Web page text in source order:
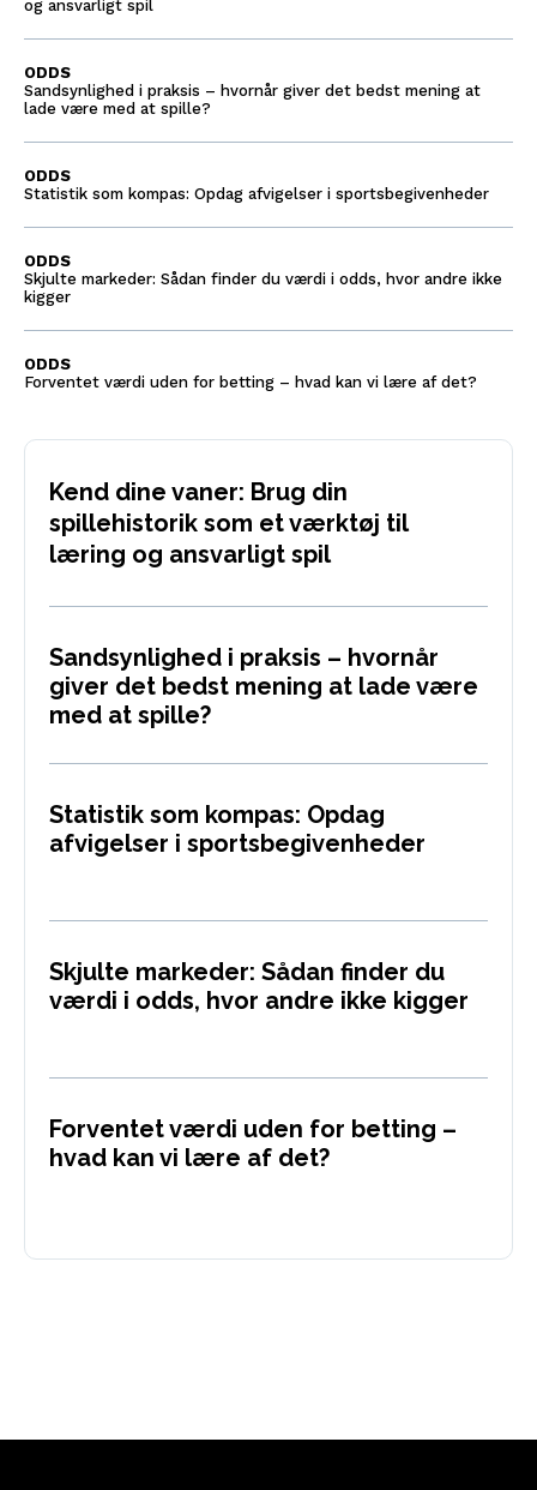
og ansvarligt spil
Sandsynlighed i praksis – hvornår giver det bedst mening at
lade være med at spille?
ODDS
Statistik som kompas: Opdag afvigelser i sportsbegivenheder
ODDS
Skjulte markeder: Sådan finder du værdi i odds, hvor andre ikke
kigger
ODDS
Forventet værdi uden for betting – hvad kan vi lære af det?
ODDS
Kend dine vaner: Brug din
spillehistorik som et værktøj til
læring og ansvarligt spil
Sandsynlighed i praksis – hvornår
giver det bedst mening at lade være
med at spille?
Statistik som kompas: Opdag
afvigelser i sportsbegivenheder
Skjulte markeder: Sådan finder du
værdi i odds, hvor andre ikke kigger
Forventet værdi uden for betting –
hvad kan vi lære af det?